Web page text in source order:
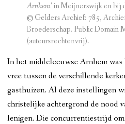
Arnhem’in Meijnerswijk en bij
© Gelders Archief: 785,
Broederschap. Public Domain
(auteursrechtenvrij).
In het middeleeuwse Arnhem
vree tussen de verschillende
gasthuizen. Al deze instellingen
christelijke achtergrond de nood
lenigen. Die concurrentiestrijd